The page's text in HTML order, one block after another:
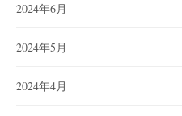
2024年6月
2024年5月
2024年4月